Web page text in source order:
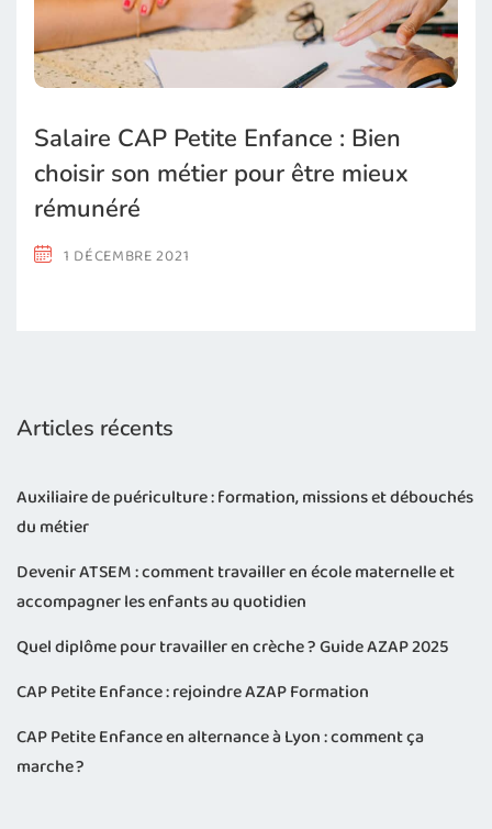
Salaire CAP Petite Enfance : Bien
choisir son métier pour être mieux
rémunéré
1 DÉCEMBRE 2021
Articles récents
Auxiliaire de puériculture : formation, missions et débouchés
du métier
Devenir ATSEM : comment travailler en école maternelle et
accompagner les enfants au quotidien
Quel diplôme pour travailler en crèche ? Guide AZAP 2025
CAP Petite Enfance : rejoindre AZAP Formation
CAP Petite Enfance en alternance à Lyon : comment ça
marche ?